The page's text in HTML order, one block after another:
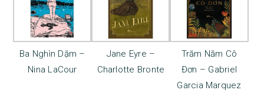
Ba Nghìn Dặm –
Nina LaCour
Jane Eyre –
Charlotte Bronte
Trăm Năm Cô
Đơn – Gabriel
Garcia Marquez